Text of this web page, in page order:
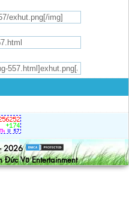
2026
Đức Vũ Entertainment